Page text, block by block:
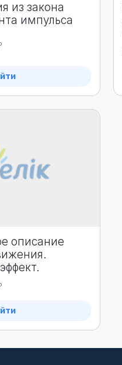
из закона
импульса
описание